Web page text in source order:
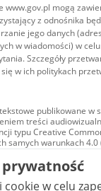
www.gov.pl mogą
z odnośnika
jego danych
w wiadomości) w celu
Szczegóły
w ich politykach
publikowane w
treści
typu Creative
samych warunkach 4.0
audiowizualne, w tym
są udostępniane
Commons: uznanie
- bez utworów
w celu